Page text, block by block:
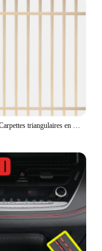
Muntins-Carpettes triangulaires en bois pour fenêtre, bande décorative, moulure de décalcomanie en bois, applique murale noire